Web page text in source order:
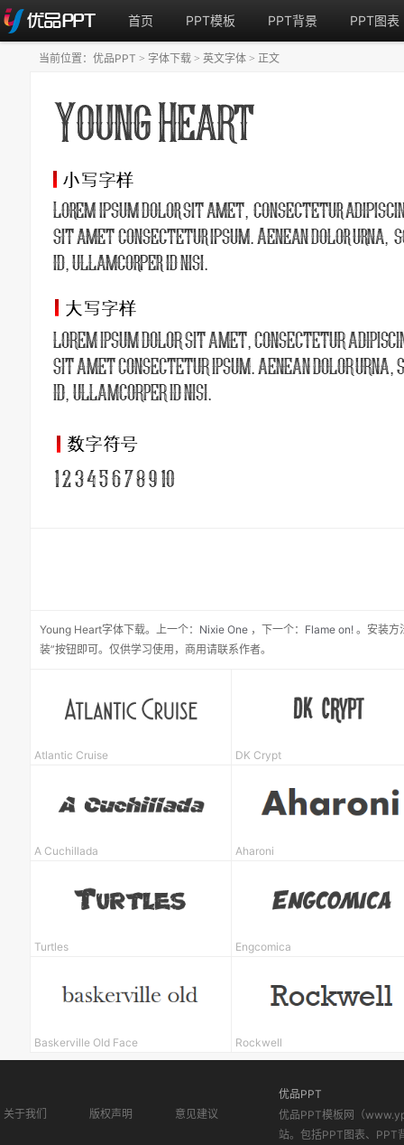
首页 PPT模板 PPT背景 PPT图表
Young Heart字体下载。 上一个： Nixie One ， 下一个： Flame on! 。安装方
装”按钮即可。仅供学习使用，商用请联系作者。
当前位置： 优品PPT > 字体下载 > 英文字体 > 正文
Atlantic Cruise DK Crypt
A Cuchillada Aharoni
Turtles Engcomica
Baskerville Old Face Rockwell
关于我们 版权声明 意见建议
优品PPT
优品PPT模板网（
站。包括PPT图表、PPT